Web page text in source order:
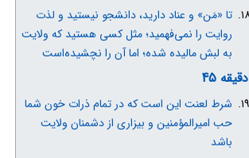
تا «مَن» و عناد دارید، دانشجو نیستید و لذت
روایت را نمی‌فهمید؛ مثل کسی هستید که ولایت
به لبش مالیده شده؛ اما آن را نچشیده‌است
دقیقه 45
شرط لعنت این است که در تمام ذرات خون شما
حب امیرالمؤمنین و بیزاری از دشمنان ولایت
باشد